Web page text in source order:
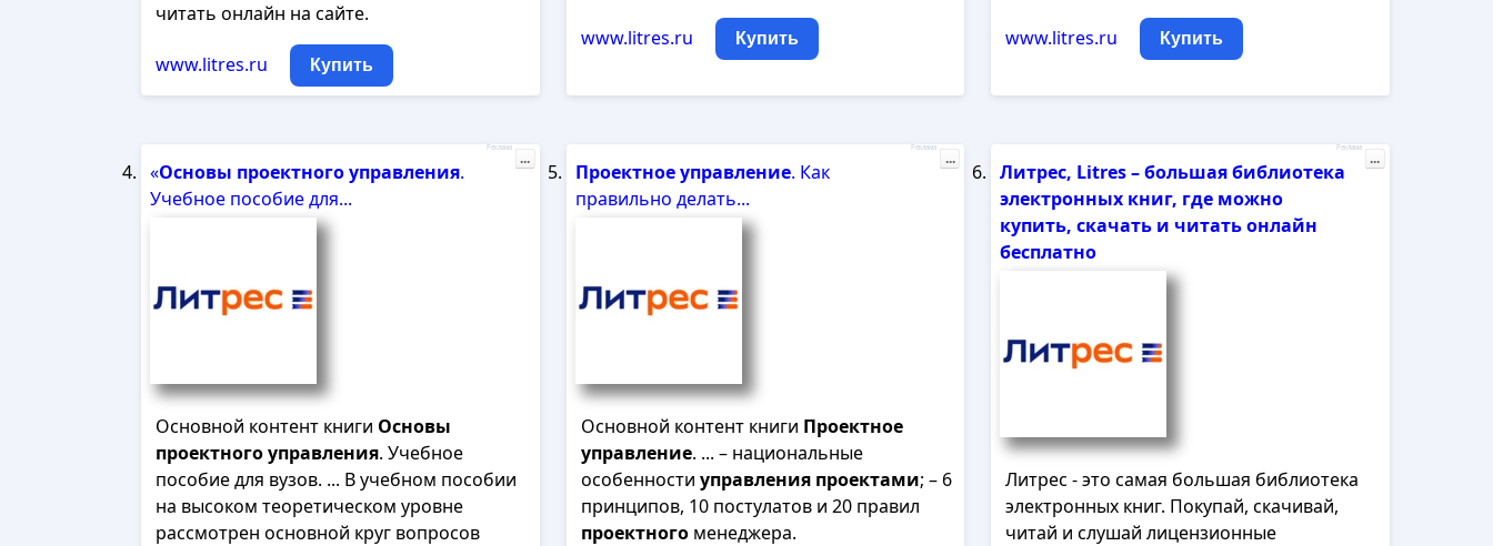
читать онлайн на сайте.
www.litres.ru Купить
www.litres.ru Купить www.litres.ru Купить
«Основы проектногоуправления.
Учебное пособие для...
Основной контент книги Основы
проектногоуправления. Учебное
пособие для вузов. ... В учебном пособии
на высоком теоретическом уровне
рассмотрен основной круг вопросов
Реклама
...
Проектноеуправление. Как
правильно делать...
Основной контент книги Проектное
управление. ... – национальные
особенности управления проектами; – 6
принципов, 10 постулатов и 20 правил
проектногоменеджера.
Реклама
...
Литрес, Litres – большая библиотека
электронных книг, где можно
купить, скачать и читать онлайн
бесплатно
Литрес - это самая большая библиотека
электронных книг. Покупай, скачивай,
читай и слушай лицензионные
Реклама
...